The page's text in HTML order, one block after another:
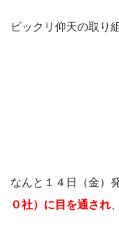
ビックリ仰天の取り
なんと１４日（金）
０社）に目を通され